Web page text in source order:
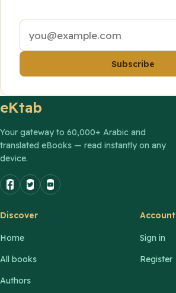
Email
address
Subscribe
eKtab
Your gateway to 60,000+ Arabic and
translated eBooks — read instantly on any
device.
Discover
Home
All books
Authors
Account
Sign in
Register